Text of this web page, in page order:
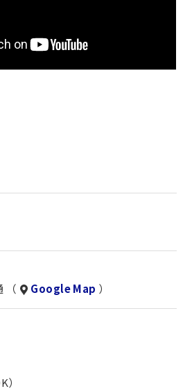
めることを最優先しています
場内で作業に集中できます
事内容を確認できます
曲げ加工など複数あります
けます
作すれば危険はありません
ることを最優先しています
あり勤務時間中に送迎車で移動し
場内で作業に集中できます
事内容を確認できます
ださい
（
Google Map ）
）